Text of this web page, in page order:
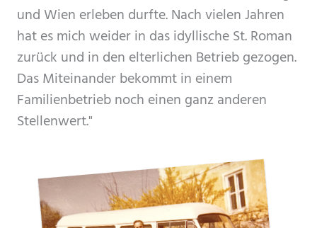
und Wien erleben durfte. Nach vielen Jahren
hat es mich weider in das idyllische St. Roman
zurück und in den elterlichen Betrieb gezogen.
Das Miteinander bekommt in einem
Familienbetrieb noch einen ganz anderen
Stellenwert."